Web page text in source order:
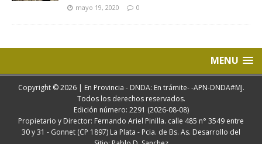
mayo 19, 2020 0
MENU
Copyright © 2026 | En Provincia - DNDA: En trámite- -APN-DNDA#MJ.
Todos los derechos reservados.
Edición número: 2291 (2026-08-08)
Propietario y Director: Fernando Ariel Pinilla. calle 485 n° 3549 entre
30 y 31 - Gonnet (CP 1897) La Plata - Pcia. de Bs. As. Desarrollo del